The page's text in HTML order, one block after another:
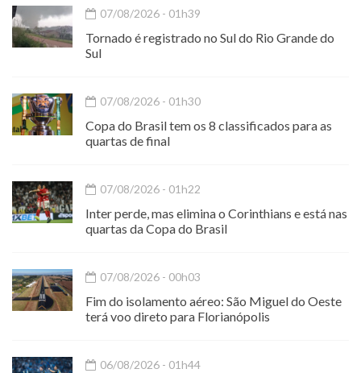
07/08/2026 - 01h39
Tornado é registrado no Sul do Rio Grande do
Sul
07/08/2026 - 01h30
Copa do Brasil tem os 8 classificados para as
quartas de final
07/08/2026 - 01h22
Inter perde, mas elimina o Corinthians e está nas
quartas da Copa do Brasil
07/08/2026 - 00h03
Fim do isolamento aéreo: São Miguel do Oeste
terá voo direto para Florianópolis
06/08/2026 - 01h44